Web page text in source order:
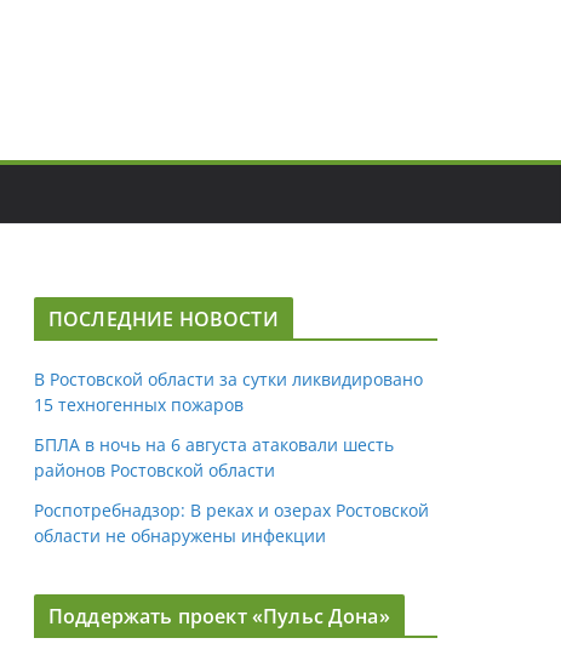
ПОСЛЕДНИЕ НОВОСТИ
В Ростовской области за сутки ликвидировано
15 техногенных пожаров
БПЛА в ночь на 6 августа атаковали шесть
районов Ростовской области
Роспотребнадзор: В реках и озерах Ростовской
области не обнаружены инфекции
Поддержать проект «Пульс Дона»